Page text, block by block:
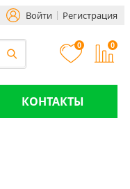
Войти Регистрация
0 0
КОНТАКТЫ